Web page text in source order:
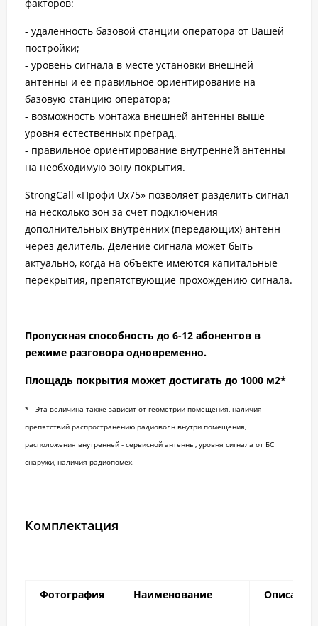
факторов:
- удаленность базовой станции оператора от Вашей
постройки;
- уровень сигнала в месте установки внешней
антенны и ее правильное ориентирование на
базовую станцию оператора;
- возможность монтажа внешней антенны выше
уровня естественных преград.
- правильное ориентирование внутренней антенны
на необходимую зону покрытия.
StrongCall «Профи Uх75» позволяет разделить сигнал
на несколько зон за счет подключения
дополнительных внутренних (передающих) антенн
через делитель. Деление сигнала может быть
актуально, когда на объекте имеются капитальные
перекрытия, препятствующие прохождению сигнала.
Пропускная способность до 6-12 абонентов в
режиме разговора одновременно.
Площадь покрытия может достигать до 1000 м2*
* - Эта величина также зависит от геометрии помещения, наличия
препятствий распространению радиоволн внутри помещения,
расположения внутренней - сервисной антенны, уровня сигнала от БС
снаружи, наличия радиопомех.
Комплектация
Фотография Наименование Описание